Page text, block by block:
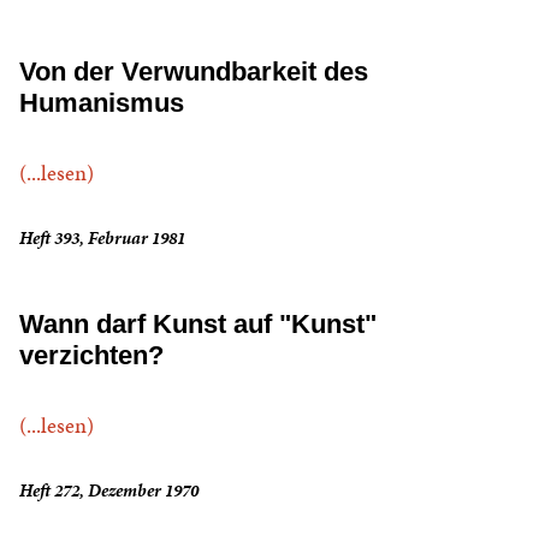
Von der Verwundbarkeit des
Humanismus
(...lesen)
Heft 393, Februar 1981
Wann darf Kunst auf "Kunst"
verzichten?
(...lesen)
Heft 272, Dezember 1970